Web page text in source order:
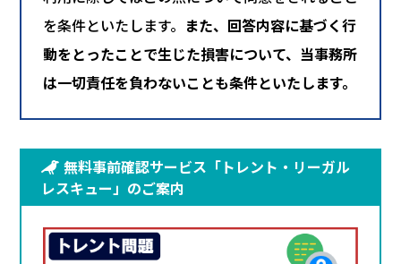
を条件といたします。 また、回答内容に基づく行
動をとったことで生じた損害について、当事務所
は一切責任を負わないことも条件といたします。
無料事前確認サービス「トレント・リーガル
レスキュー」のご案内